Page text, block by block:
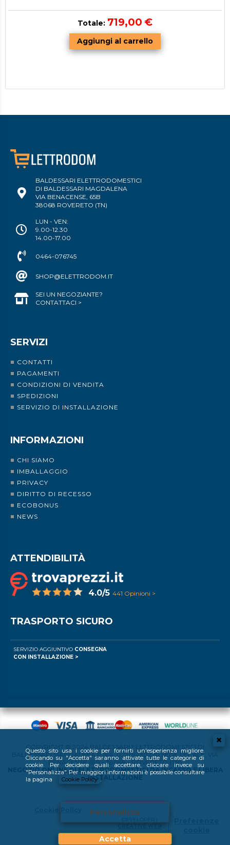
Questo sito usa i cookie per fornirti un'esperienza migliore.
Cliccando su "Accetta" saranno attivate tutte le categorie di
cookie. Per decidere quali accettare, cliccare invece su
"Personalizza". Per maggiori informazioni è possibile consultare
la pagina
Cookie Policy .
Personalizza
Accetta
Totale: 719,00 €
BALDESSARI ELETTRODOMESTICI
DI BALDESSARI MAGDALENA
VIA BENACENSE, 65B
38068 ROVERETO (TN)
LUN - VEN:
9.00-12.30
14.00-17.00
0464-076745
SHOP@ELETTRODOM.IT
SEI UN NEGOZIANTE?
CONTATTACI >
SERVIZI
CONTATTI
PAGAMENTI
CONDIZIONI DI VENDITA
SPEDIZIONI
SERVIZIO DI INSTALLAZIONE
INFORMAZIONI
CHI SIAMO
IMBALLAGGIO
PRIVACY
DIRITTO DI RECESSO
ECOBONUS
NEWS
ATTENDIBILITÀ
4.0/5 441 Opinioni >
TRASPORTO SICURO
SERVIZIO AGGIUNTIVO CONSEGNA
CON INSTALLAZIONE >
COPYRIGHT © 2024 BALDESSARI ELETTRODOMESTICI DI
BALDESSARI MAGDALENA P.IVA: 02769430220 SEDE LEGALE: VIA
BENACENSE 65B - 38068 - ROVERETO (TN)
NEGOZIO ONLINE DI ELETTRODOMESTICI DA INCASSO E LIBERA
INSTALLAZIONE
CREATIVE WEB